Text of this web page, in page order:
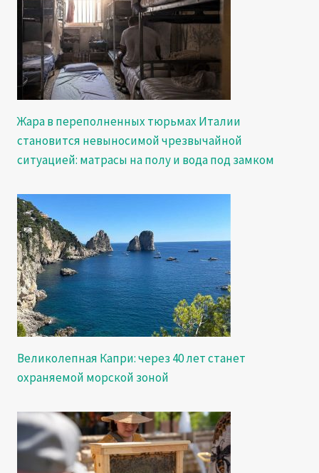
Жара в переполненных тюрьмах Италии
становится невыносимой чрезвычайной
ситуацией: матрасы на полу и вода под замком
Великолепная Капри: через 40 лет станет
охраняемой морской зоной